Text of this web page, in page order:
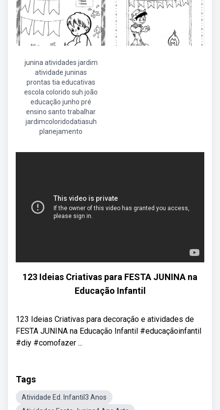
junina atividades jardim
atividade juninas
prontas tia educativas
escola colorido suh joão
educação junho pré
ensino santo trabalhar
jardimcoloridodatiasuh
planejamento
123 Ideias Criativas para FESTA JUNINA na
Educação Infantil
123 Ideias Criativas para decoração e atividades de
FESTA JUNINA na Educação Infantil #educaçãoinfantil
#diy #comofazer ...
Tags
Atividade Ed. Infantil3 Anos